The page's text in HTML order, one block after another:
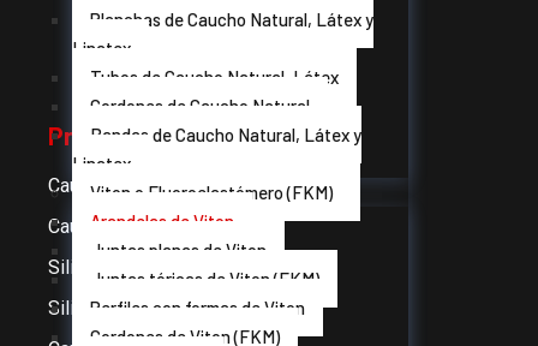
Planchas de Caucho Natural, Látex y
Linatex
Tubos de Caucho Natural, Látex
Cordones de Caucho Natural
Bandas de Caucho Natural, Látex y
Linatex
Viton o Fluoroelastómero (FKM)
Arandelas de Viton
Juntas planas de Viton
Juntas tóricas de Viton (FKM)
Perfiles con formas de Viton
Cordones de Viton (FKM)
Productos
Caucho EPDM
Caucho celular
Silicon compacta
Silicona esponjosa